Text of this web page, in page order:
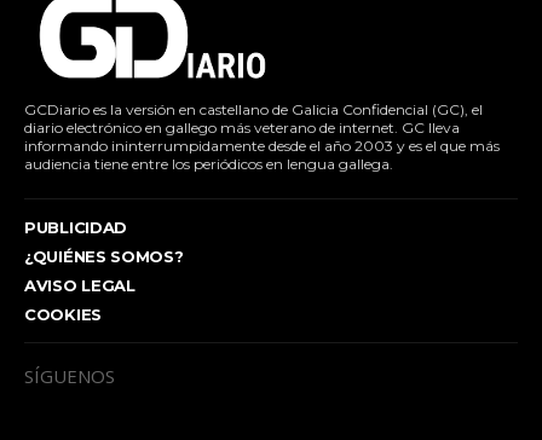
GCDiario es la versión en castellano de Galicia Confidencial (GC), el
diario electrónico en gallego más veterano de internet. GC lleva
informando ininterrumpidamente desde el año 2003 y es el que más
audiencia tiene entre los periódicos en lengua gallega.
PUBLICIDAD
¿QUIÉNES SOMOS?
AVISO LEGAL
COOKIES
SÍGUENOS